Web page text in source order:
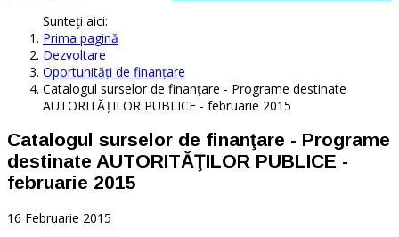
Sunteți aici:
Prima pagină
Dezvoltare
Oportunităţi de finanţare
Catalogul surselor de finanţare - Programe destinate
AUTORITĂŢILOR PUBLICE - februarie 2015
Catalogul surselor de finanţare - Programe
destinate AUTORITĂŢILOR PUBLICE -
februarie 2015
16 Februarie 2015